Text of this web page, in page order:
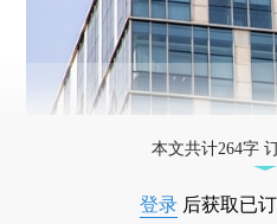
本文共计264字
登录 后获取已